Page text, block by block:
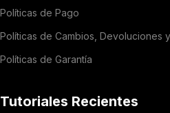
Políticas de Pago
Políticas de Cambios, Devoluciones
Políticas de Garantía
Tutoriales Recientes